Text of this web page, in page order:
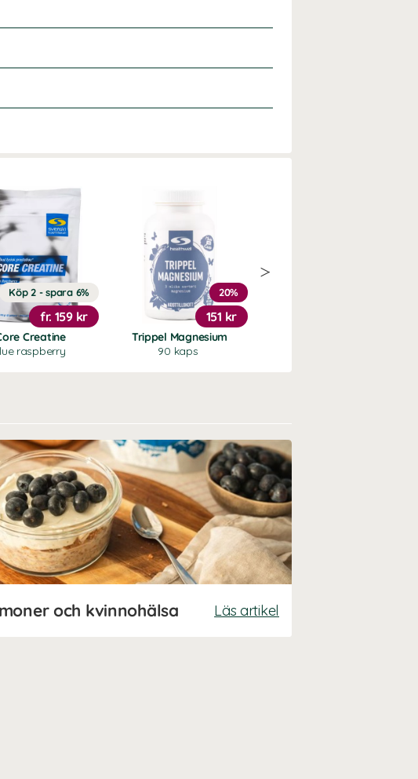
Creatine
raspberry
Köp 2 - spara 6%
fr. 159 kr
Trippel Magnesium
90 kaps
20%
151 kr
och kvinnohälsa Läs artikel